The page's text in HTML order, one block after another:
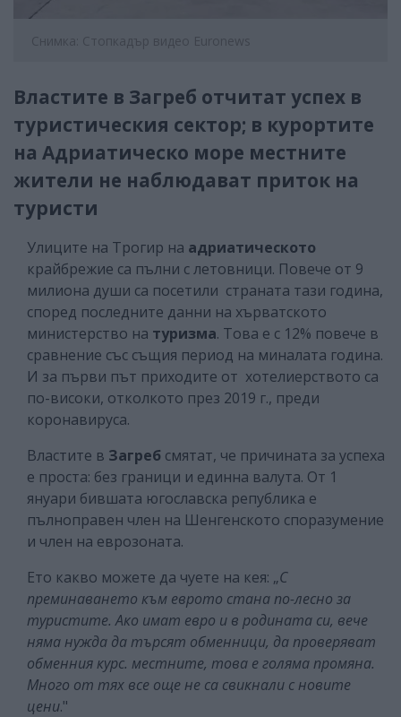
Снимка: Стопкадър видео Euronews
Властите в Загреб отчитат успех в
туристическия сектор; в курортите
на Адриатическо море местните
жители не наблюдават приток на
туристи
Улиците на Трогир на адриатическото
крайбрежие са пълни с летовници. Повече от 9
милиона души са посетили страната тази година,
според последните данни на хърватското
министерство на туризма. Това е с 12% повече в
сравнение със същия период на миналата година.
И за първи път приходите от хотелиерството са
по-високи, отколкото през 2019 г., преди
коронавируса.
Властите в Загреб смятат, че причината за успеха
е проста: без граници и единна валута. От 1
януари бившата югославска република е
пълноправен член на Шенгенското споразумение
и член на еврозоната.
Ето какво можете да чуете на кея: „С
преминаването към еврото стана по-лесно за
туристите. Ако имат евро и в родината си, вече
няма нужда да търсят обменници, да проверяват
обменния курс. местните, това е голяма промяна.
Много от тях все още не са свикнали с новите
цени."